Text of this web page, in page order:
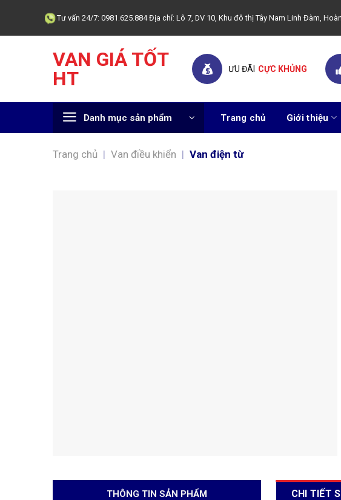
content
Tư vấn 24/7: 0981.625.884 Địa chỉ: Lô 7, DV 10, Khu đô thị Tây Nam Linh Đàm,
VAN GIÁ TỐT
HT
ƯU ĐÃI CỰC KHỦNG
Danh mục sản phẩm Trang chủ Giới thiệu
Trang chủ | Van điều khiển | Van điện từ
THÔNG TIN SẢN PHẨM CHI TIẾT